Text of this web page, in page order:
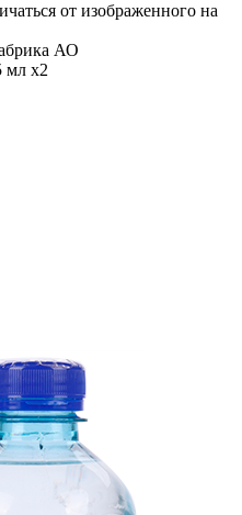
от изображенного на
АО
мл x2